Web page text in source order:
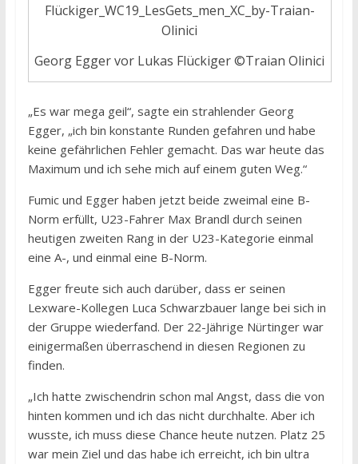
Georg Egger vor Lukas Flückiger ©Traian Olinici
„Es war mega geil“, sagte ein strahlender Georg
Egger, „ich bin konstante Runden gefahren und habe
keine gefährlichen Fehler gemacht. Das war heute das
Maximum und ich sehe mich auf einem guten Weg.“
Fumic und Egger haben jetzt beide zweimal eine B-
Norm erfüllt, U23-Fahrer Max Brandl durch seinen
heutigen zweiten Rang in der U23-Kategorie einmal
eine A-, und einmal eine B-Norm.
Egger freute sich auch darüber, dass er seinen
Lexware-Kollegen Luca Schwarzbauer lange bei sich in
der Gruppe wiederfand. Der 22-Jährige Nürtinger war
einigermaßen überraschend in diesen Regionen zu
finden.
„Ich hatte zwischendrin schon mal Angst, dass die von
hinten kommen und ich das nicht durchhalte. Aber ich
wusste, ich muss diese Chance heute nutzen. Platz 25
war mein Ziel und das habe ich erreicht, ich bin ultra